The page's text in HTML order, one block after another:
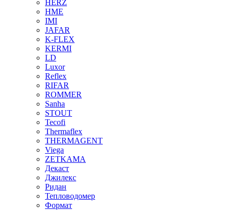
HERZ
HME
IMI
JAFAR
K-FLEX
KERMI
LD
Luxor
Reflex
RIFAR
ROMMER
Sanha
STOUT
Tecofi
Thermaflex
THERMAGENT
Viega
ZETKAMA
Декаст
Джилекс
Ридан
Тепловодомер
Формат